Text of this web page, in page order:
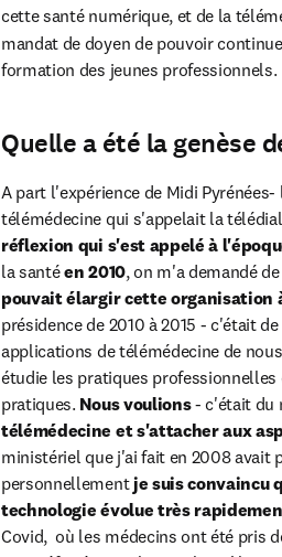
cette santé numérique, et de la
mandat de doyen de pouvoir
formation des jeunes professionnels.
Quelle a été la genèse
A part l'expérience de Midi
télémédecine qui s'appelait la
réflexion qui s'est appelé à
la santé en 2010, on m'a demandé
pouvait élargir cette organisation
présidence de 2010 à 2015 - c'était
applications de télémédecine de
étudie les pratiques
pratiques. Nous voulions - c'était du
télémédecine et s'attacher aux
ministériel que j'ai fait en 2008 avait
personnellement je suis convaincu
technologie évolue très
Covid,  où les médecins ont été